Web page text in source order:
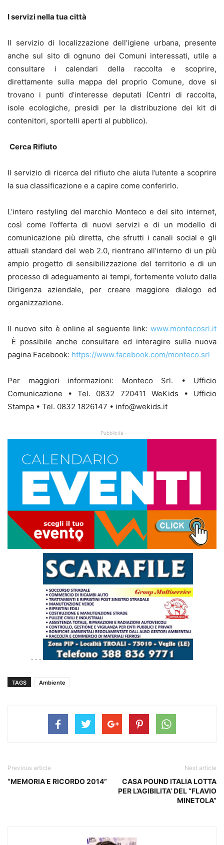
I servizi nella tua città
Il servizio di localizzazione dell’igiene urbana, presente
anche sul sito di ognuno dei Comuni interessati, utile a
consultare i calendari della raccolta e scoprire,
direttamente sulla mappa del proprio Comune, dove si
trovano i punti d’interesse deputati (Centri di raccolta,
isole ecologiche, presidi per la distribuzione dei kit di
contenitori, sportelli aperti al pubblico).
Cerca Rifiuto
Il servizio di ricerca del rifiuto che aiuta l’utente a scoprire
la sua classificazione e a capire come conferirlo.
L’intero restyling del marchio Monteco e del sito internet,
così come l’offerta di nuovi servizi e di un modello di
comunicazione più diretta, che sfrutti i canali social e gli
attuali standard del web 2.0, rientrano all’interno di un più
ampio progetto di sensibilizzazione del territorio e di un
processo di adeguamento ai tempi, fortemente voluto dalla
Dirigenza aziendale, per creare maggiore dialogo ed
organizzazione.
Il nuovo sito è online al seguente link: www.montecosrl.it
È possibile anche consultare ed interagire sulla nuova
pagina Facebook: https://www.facebook.com/monteco.srl
Per maggiori informazioni: Monteco Srl. • Ufficio
Comunicazione • Tel. 0832 720411 WeKids • Ufficio
Stampa • Tel. 0832 1826147 • info@wekids.it
- Pubblicità -
. . .
TAGS Ambiente
Previous article
“MEMORIA E RICORDO 2014”
Next article
CASA POUND ITALIA LOTTA
PER L’AGIBILITA’ DEL “FLAVIO
MINETOLA”